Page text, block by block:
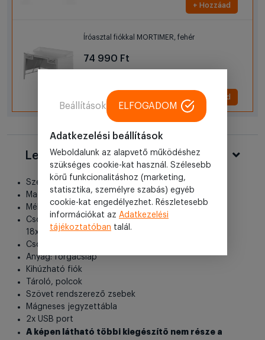
+ Hozzáad
Íróasztal fiókkal MORTIMER, fehér
74 990 Ft
+ Hozzáad
Leírás
Szélesség: 120cm
Magasság: 120cm
Mélység: 60cm
Csomagolt méret: 65x128x8cm + 47x124x9cm +
18x78x16cm
Csomagolt súly: 24kg + 19kg + 4kg
Anyag: forgácslap
Kihúzható fiók
Tároló, polcok
Szövet rendszerező zsebek
Mágneses jegyzettábla
2x USB port
A képen látható többi kiegészítő nem része a
Adatkezelési beállítások
Weboldalunk az alapvető működéshez
szükséges cookie-kat használ. Szélesebb
körű funkcionalitáshoz (marketing,
statisztika, személyre szabás) egyéb
cookie-kat engedélyezhet. Részletesebb
információkat az Adatkezelési
tájékoztatóban talál.
Beállítások ELFOGADOM